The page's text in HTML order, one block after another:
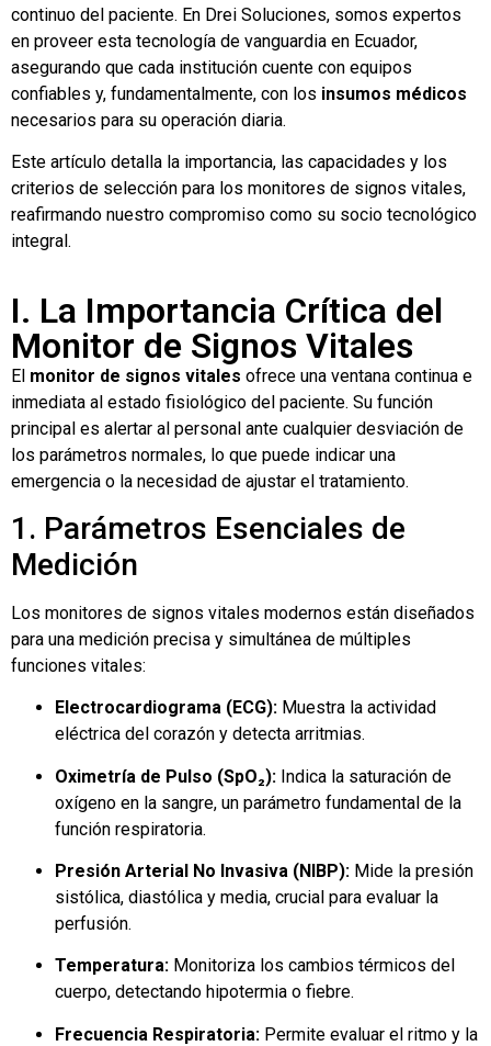
continuo del paciente. En Drei Soluciones, somos expertos
en proveer esta tecnología de vanguardia en Ecuador,
asegurando que cada institución cuente con equipos
confiables y, fundamentalmente, con los insumos médicos
necesarios para su operación diaria.
Este artículo detalla la importancia, las capacidades y los
criterios de selección para los monitores de signos vitales,
reafirmando nuestro compromiso como su socio tecnológico
integral.
I. La Importancia Crítica del
Monitor de Signos Vitales
El monitor de signos vitales ofrece una ventana continua e
inmediata al estado fisiológico del paciente. Su función
principal es alertar al personal ante cualquier desviación de
los parámetros normales, lo que puede indicar una
emergencia o la necesidad de ajustar el tratamiento.
1. Parámetros Esenciales de
Medición
Los monitores de signos vitales modernos están diseñados
para una medición precisa y simultánea de múltiples
funciones vitales:
Electrocardiograma (ECG): Muestra la actividad
eléctrica del corazón y detecta arritmias.
Oximetría de Pulso (SpO₂): Indica la saturación de
oxígeno en la sangre, un parámetro fundamental de la
función respiratoria.
Presión Arterial No Invasiva (NIBP): Mide la presión
sistólica, diastólica y media, crucial para evaluar la
perfusión.
Temperatura: Monitoriza los cambios térmicos del
cuerpo, detectando hipotermia o fiebre.
Frecuencia Respiratoria: Permite evaluar el ritmo y la